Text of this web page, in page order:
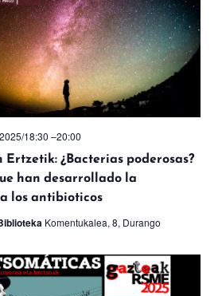
18:30 –20:00
¿Bacterias poderosas?
han desarrollado la
los antibioticos
Komentukalea, 8, Durango